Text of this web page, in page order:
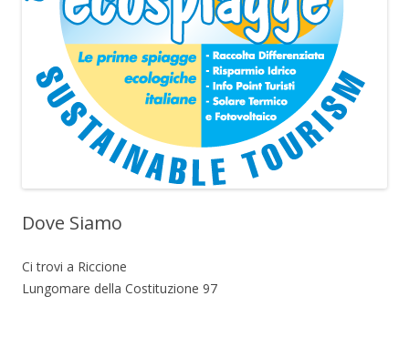
Dove Siamo
Ci trovi a Riccione
Lungomare della Costituzione 97